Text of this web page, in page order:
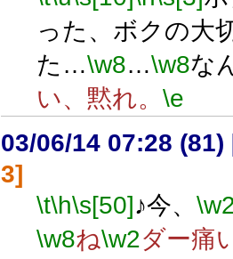
った、ボクの大
た…\w8…\w8な
い、黙れ。 \e
03/06/14 07:28 (81)
3]
\t\h\s[50]♪今、
\w8ね\w2ダー痛